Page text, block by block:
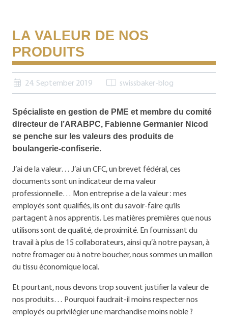
LA VALEUR DE NOS
PRODUITS
24. September 2019 swissbaker-blog
Spécialiste en gestion de PME et membre du comité
directeur de l’ARABPC, Fabienne Germanier Nicod
se penche sur les valeurs des produits de
boulangerie-confiserie.
J’ai de la valeur… J’ai un CFC, un brevet fédéral, ces
documents sont un indicateur de ma valeur
professionnelle… Mon entreprise a de la valeur : mes
employés sont qualifiés, ils ont du savoir-faire qu’ils
partagent à nos apprentis. Les matières premières que nous
utilisons sont de qualité, de proximité. En fournissant du
travail à plus de 15 collaborateurs, ainsi qu’à notre paysan, à
notre fromager ou à notre boucher, nous sommes un maillon
du tissu économique local.
Et pourtant, nous devons trop souvent justifier la valeur de
nos produits… Pourquoi faudrait-il moins respecter nos
employés ou privilégier une marchandise moins noble ?